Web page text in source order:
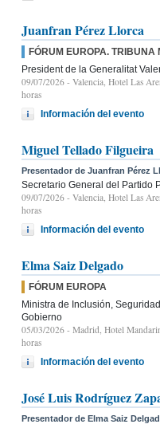
Juanfran Pérez Llorca
FÓRUM EUROPA. TRIBUNA
President de la Generalitat
09/07/2026 - Valencia, Hotel Las
horas
Información del evento
Miguel Tellado Filgueira
Presentador de Juanfran Pérez
Secretario General del Partido
09/07/2026 - Valencia, Hotel Las
horas
Información del evento
Elma Saiz Delgado
FÓRUM EUROPA
Ministra de Inclusión,
Gobierno
05/03/2026 - Madrid, Hotel
horas
Información del evento
José Luis Rodríguez
Presentador de Elma Saiz